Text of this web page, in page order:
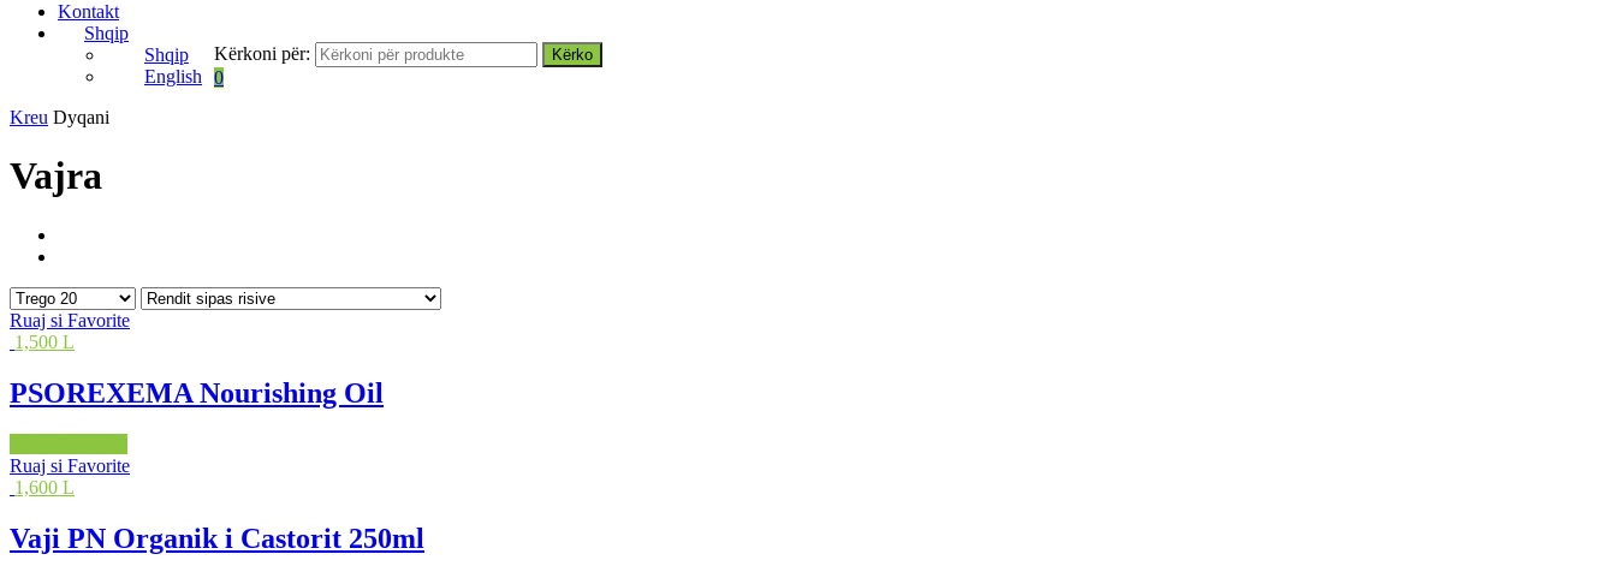
Kontakt
Shqip
Shqip
English
Kërkoni për:
0
Kreu Dyqani
Vajra
Ruaj si Favorite
1,500 L
PSOREXEMA Nourishing Oil
Ruaj si Favorite
1,600 L
Vaji PN Organik i Castorit 250ml